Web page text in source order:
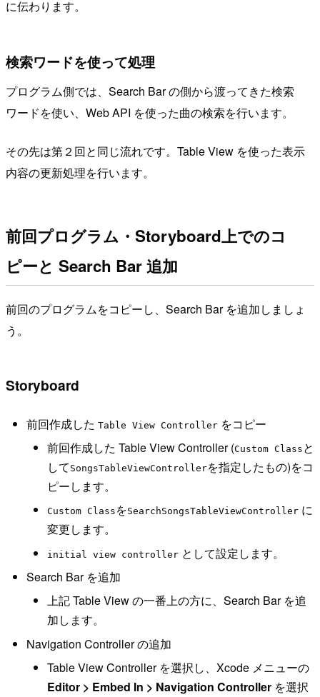
に伝わります。
検索ワードを使って処理
プログラム側では、Search Bar の側から渡ってきた検索
ワードを使い、Web API を使った曲の検索を行います。
その先は第２回と同じ流れです。Table View を使った表示
内容の更新処理を行います。
前回プログラム・Storyboard上でのコ
ピーと Search Bar 追加
前回のプログラムをコピーし、Search Bar を追加しましょ
う。
Storyboard
前回作成した Table View Controllerをコピー
前回作成した Table View Controller (Custom Class と
して SongsTableViewControllerを指定したもの)をコ
ピーします。
Custom Class をSearchSongsTableViewControllerに
変更します。
initial view controllerとして設定します。
Search Bar を追加
上記 Table View の一番上の方に、Search Bar を追
加します。
Navigation Controller の追加
Table View Controller を選択し、Xcode メニューの
Editor > Embed In > Navigation Controllerを選択